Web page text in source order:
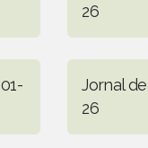
26
Jornal
26